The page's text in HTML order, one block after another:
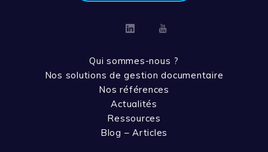
LinkedinYoutube
Qui sommes-nous ?
Nos solutions de gestion documentaire
Nos références
Actualités
Ressources
Blog – Articles